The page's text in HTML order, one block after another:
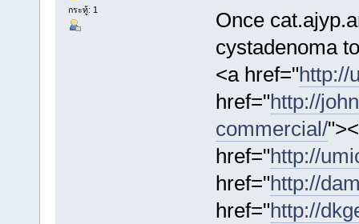
กระทู้: 1
Once
cystadenoma
<a href="http://
href="http://
commercial/
href="http://
href="http://
href="http://